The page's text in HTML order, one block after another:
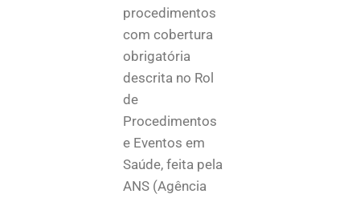
procedimentos
com cobertura
obrigatória
descrita no Rol
de
Procedimentos
e Eventos em
Saúde, feita pela
ANS (Agência